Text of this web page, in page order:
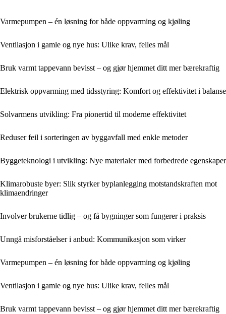
Varmepumpen – én løsning for både oppvarming og kjøling
Ventilasjon i gamle og nye hus: Ulike krav, felles mål
Bruk varmt tappevann bevisst – og gjør hjemmet ditt mer bærekraftig
Elektrisk oppvarming med tidsstyring: Komfort og effektivitet i balanse
Solvarmens utvikling: Fra pionertid til moderne effektivitet
Reduser feil i sorteringen av byggavfall med enkle metoder
Byggeteknologi i utvikling: Nye materialer med forbedrede egenskaper
Klimarobuste byer: Slik styrker byplanlegging motstandskraften mot
klimaendringer
Involver brukerne tidlig – og få bygninger som fungerer i praksis
Unngå misforståelser i anbud: Kommunikasjon som virker
Varmepumpen – én løsning for både oppvarming og kjøling
Ventilasjon i gamle og nye hus: Ulike krav, felles mål
Bruk varmt tappevann bevisst – og gjør hjemmet ditt mer bærekraftig